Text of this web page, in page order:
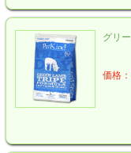
グリ
価格